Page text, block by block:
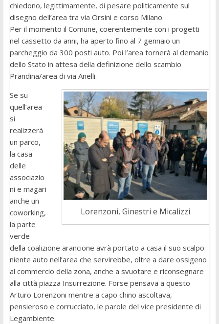
chiedono, legittimamente, di pesare politicamente sul
disegno dell’area tra via Orsini e corso Milano.
Per il momento il Comune, coerentemente con i progetti
nel cassetto da anni, ha aperto fino al 7 gennaio un
parcheggio da 300 posti auto. Poi l’area tornerà al demanio
dello Stato in attesa della definizione dello scambio
Prandina/area di via Anelli.
Lorenzoni, Ginestri e Micalizzi
Se su
quell’area
si
realizzerà
un parco,
la casa
delle
associazio
ni e magari
anche un
coworking,
la parte
verde
della coalizione arancione avrà portato a casa il suo scalpo:
niente auto nell’area che servirebbe, oltre a dare ossigeno
al commercio della zona, anche a svuotare e riconsegnare
alla città piazza Insurrezione. Forse pensava a questo
Arturo Lorenzoni mentre a capo chino ascoltava,
pensieroso e corrucciato, le parole del vice presidente di
Legambiente.